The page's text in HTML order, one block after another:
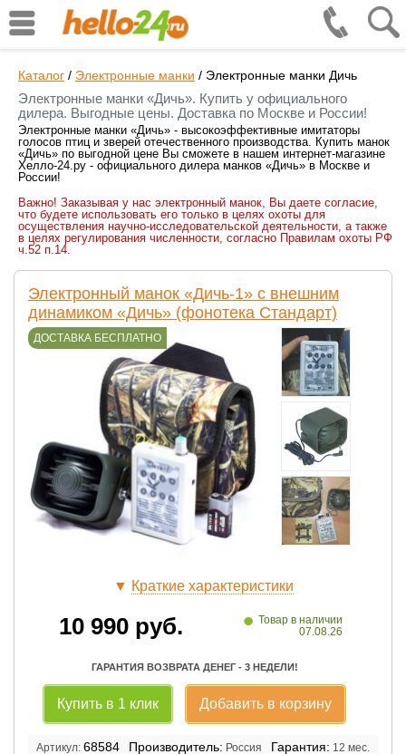
Каталог / Электронные манки / Электронные манки Дичь
Электронные манки «Дичь». Купить у официального
дилера. Выгодные цены. Доставка по Москве и России!
Электронные манки «Дичь» - высокоэффективные имитаторы
голосов птиц и зверей отечественного производства. Купить манок
«Дичь» по выгодной цене Вы сможете в нашем интернет-магазине
Хелло-24.ру - официального дилера манков «Дичь» в Москве и
России!
Важно! Заказывая у нас электронный манок, Вы даете согласие,
что будете использовать его только в целях охоты для
осуществления научно-исследовательской деятельности, а также
в целях регулирования численности, согласно Правилам охоты РФ
ч.52 п.14.
Электронный манок «Дичь-1» с внешним
динамиком «Дичь» (фонотека Стандарт)
ДОСТАВКА БЕСПЛАТНО
▼ Краткие характеристики
10 990руб. • Товар в наличии
07.08.26
ГАРАНТИЯ ВОЗВРАТА ДЕНЕГ - 3 НЕДЕЛИ!
Купить в 1 клик Добавить в корзину
Артикул: 68584 Производитель: Россия Гарантия: 12 мес.